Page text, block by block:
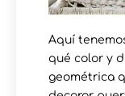
Aquí
qué color y
geométrica